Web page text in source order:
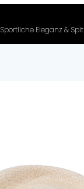
Sportliche Eleganz &